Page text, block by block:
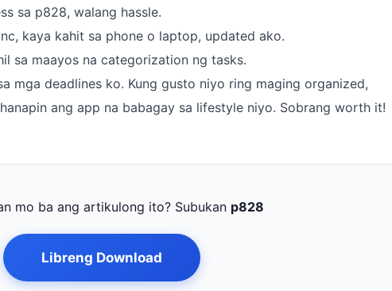
sa p828, walang hassle.
kaya kahit sa phone o laptop, updated ako.
sa maayos na categorization ng tasks.
mga deadlines ko. Kung gusto niyo ring maging organized,
ang app na babagay sa lifestyle niyo. Sobrang worth it!
mo ba ang artikulong ito? Subukan p828
Libreng Download